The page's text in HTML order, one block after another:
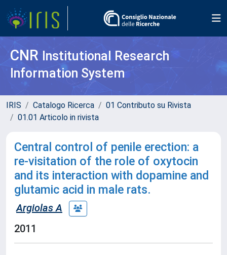
CNR Institutional Research
Information System
IRIS Catalogo Ricerca
01 Contributo su Rivista
01.01 Articolo in rivista
Central control of penile erection: a
re-visitation of the role of oxytocin
and its interaction with dopamine and
glutamic acid in male rats.
Argiolas A
2011